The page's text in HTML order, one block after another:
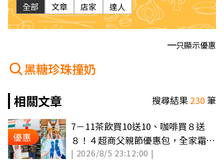
全部 文章 店家 達人
只顯示優惠
黑糖珍珠撞奶
相關文章
搜尋結果230筆
優惠
7－11茶飲買10送10、咖啡買８送
８！４超商父親節優惠包，全家霜淇
淋６折吃
| 2026/8/5 23:12:00 |